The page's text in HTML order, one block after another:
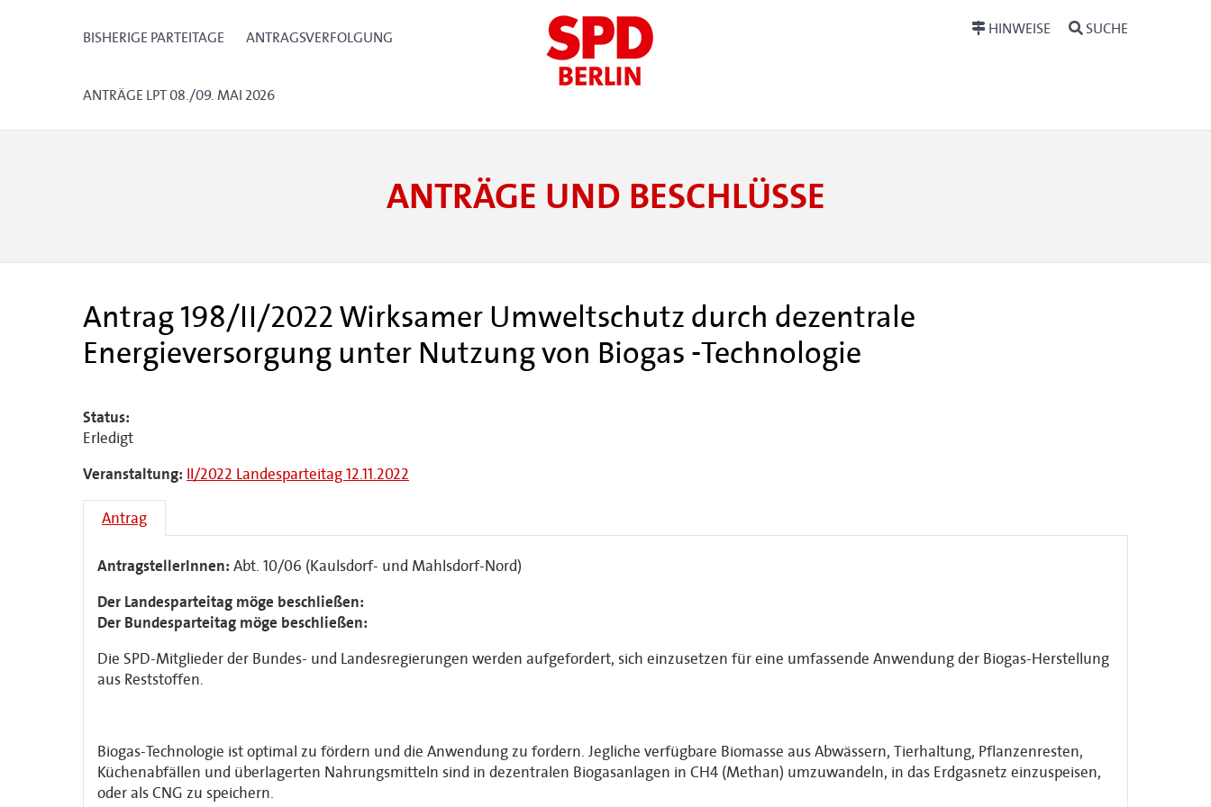
BISHERIGE PARTEITAGE ANTRAGSVERFOLGUNG
ANTRÄGE LPT 08./09. MAI 2026
HINWEISE SUCHE
ANTRÄGE UND BESCHLÜSSE
Antrag 198/II/2022 Wirksamer Umweltschutz durch dezentrale
Energieversorgung unter Nutzung von Biogas -Technologie
Status:
Erledigt
Veranstaltung: II/2022 Landesparteitag 12.11.2022
Antrag
AntragstellerInnen: Abt. 10/06 (Kaulsdorf- und Mahlsdorf-Nord)
Der Landesparteitag möge beschließen:
Der Bundesparteitag möge beschließen:
Die SPD-Mitglieder der Bundes- und Landesregierungen werden aufgefordert, sich einzusetzen für eine umfassende Anwendung der Biogas-Herstellung
aus Reststoffen.
Biogas-Technologie ist optimal zu fördern und die Anwendung zu fordern. Jegliche verfügbare Biomasse aus Abwässern, Tierhaltung, Pflanzenresten,
Küchenabfällen und überlagerten Nahrungsmitteln sind in dezentralen Biogasanlagen in CH4 (Methan) umzuwandeln, in das Erdgasnetz einzuspeisen,
oder als CNG zu speichern.